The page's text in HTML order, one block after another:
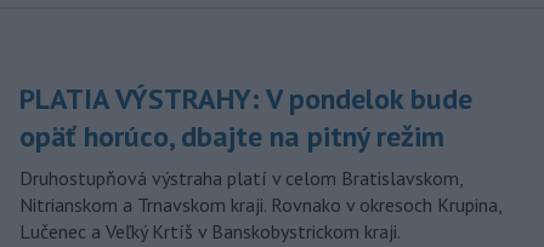
PLATIA VÝSTRAHY: V pondelok bude
opäť horúco, dbajte na pitný režim
Druhostupňová výstraha platí v celom Bratislavskom,
Nitrianskom a Trnavskom kraji. Rovnako v okresoch Krupina,
Lučenec a Veľký Krtíš v Banskobystrickom kraji.